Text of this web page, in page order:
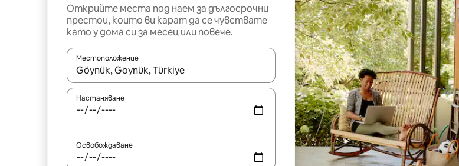
Открийте места под наем за дългосрочни
престои, които ви карат да се чувствате
като у дома си за месец или повече.
Местоположение
Когато резултатите се покажат, използвайте клавишите със стрелки нагоре и надолу или
Настаняване
Освобождаване